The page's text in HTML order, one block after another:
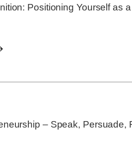
Positioning Yourself as
– Speak, Persuade,